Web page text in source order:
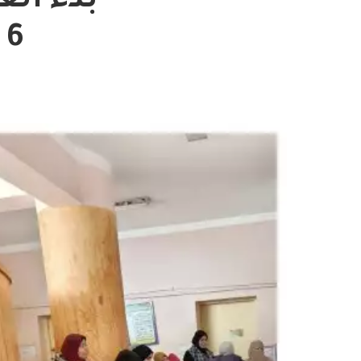
6 منشآت رعاية أساسية بالم